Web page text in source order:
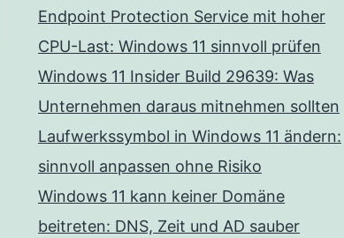
Endpoint Protection Service mit hoher
CPU-Last: Windows 11 sinnvoll prüfen
Windows 11 Insider Build 29639: Was
Unternehmen daraus mitnehmen sollten
Laufwerkssymbol in Windows 11 ändern:
sinnvoll anpassen ohne Risiko
Windows 11 kann keiner Domäne
beitreten: DNS, Zeit und AD sauber